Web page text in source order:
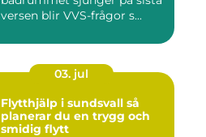
versen blir VVS-frågor s...
03. jul
Flytthjälp i sundsvall så
planerar du en trygg och
smidig flytt